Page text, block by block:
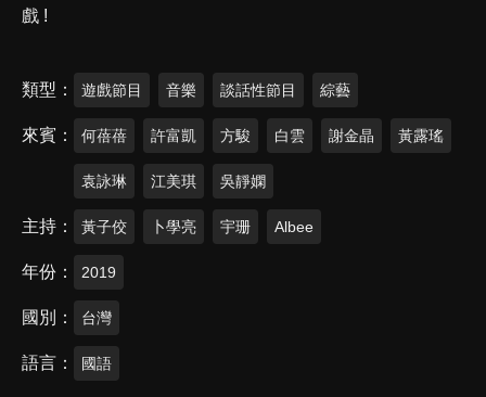
戲 !
類型 遊戲節目 音樂 談話性節目 綜藝
來賓 何蓓蓓 許富凱 方駿 白雲 謝金晶 黃露瑤
袁詠琳 江美琪 吳靜嫻
主持 黃子佼 卜學亮 宇珊 Albee
年份 2019
國別 台灣
語言 國語